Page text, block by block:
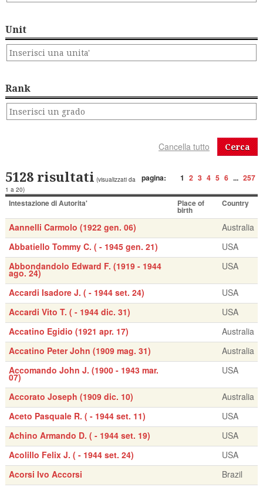
Unit
Rank
Cerca
pagina: 1 2 3 4 5 6 ... 257
5128 risultati (visualizzati da
1 a 20)
Intestazione di Autorita' Place of
birth
Country
Aannelli Carmolo (1922 gen. 06)
Australia
Abbatiello Tommy C. ( - 1945 gen. 21)
USA
Abbondandolo Edward F. (1919 - 1944
ago. 24)
USA
Accardi Isadore J. ( - 1944 set. 24)
USA
Accardi Vito T. ( - 1944 dic. 31)
USA
Accatino Egidio (1921 apr. 17)
Australia
Accatino Peter John (1909 mag. 31)
Australia
Accomando John J. (1900 - 1943 mar.
07)
USA
Accorato Joseph (1909 dic. 10)
Australia
Aceto Pasquale R. ( - 1944 set. 11)
USA
Achino Armando D. ( - 1944 set. 19)
USA
Acolillo Felix J. ( - 1944 set. 24)
USA
Acorsi Ivo Accorsi
Brazil